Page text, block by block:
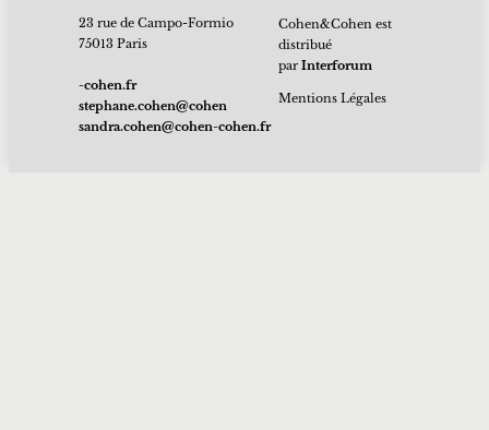
23 rue de Campo-Formio
75013 Paris
rf.nehoc-
nehoc@nehoc.enahpets
rf.nehoc-nehoc@nehoc.ardnas
Cohen&Cohen est
distribué
parInterforum
Mentions Légales